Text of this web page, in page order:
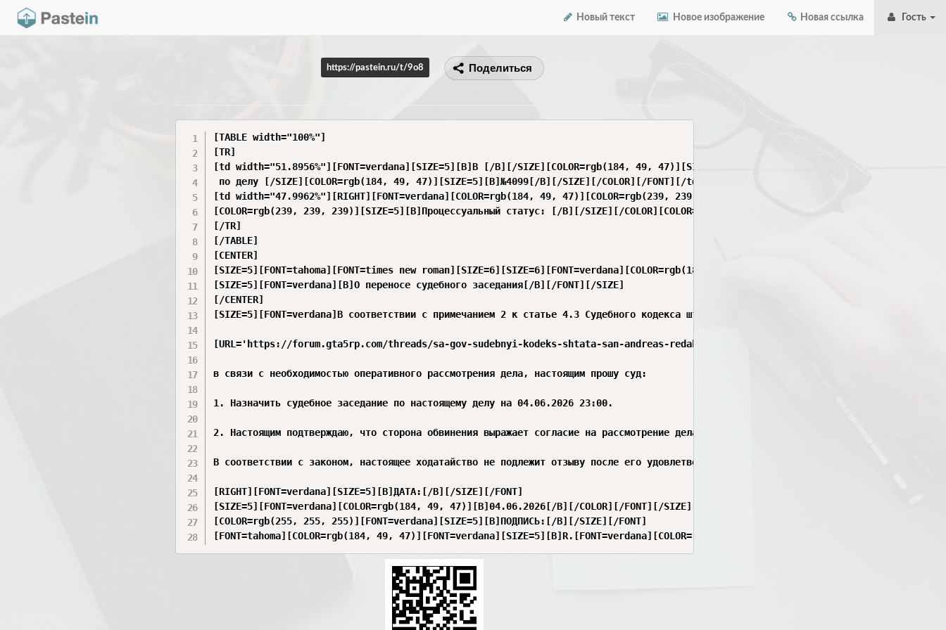
Новый текст Новое изображение Новая ссылка Гость
https://pastein.ru/t/9o8 Поделиться
[TABLE width="100%"]
[TR]
[td width="51.8956%"][FONT=verdana][SIZE=5][B]В [/B][/SIZE][COLOR=rgb(184, 49, 47)][SIZE=5][B]Окружной суд[/B][/SIZE][/
по делу [/SIZE][COLOR=rgb(184, 49, 47)][SIZE=5][B]№4099[/B][/SIZE][/COLOR][/FONT][/td]
[td width="47.9962%"][RIGHT][FONT=verdana][COLOR=rgb(184, 49, 47)][COLOR=rgb(239, 239, 239)][SIZE=5][B]От:
[COLOR=rgb(239, 239, 239)][SIZE=5][B]Процессуальный статус: [/B][/SIZE][/COLOR][COLOR=rgb(184, 49, 47)][SIZE=5][B]Истец[/B][/
[/TR]
[/TABLE]
[CENTER]
[SIZE=5][FONT=tahoma][FONT=times new roman][SIZE=6][SIZE=6][FONT=verdana][COLOR=rgb(184, 49, 47)][B]ХОДАТАЙСТВО[/B][/COLOR][/
[SIZE=5][FONT=verdana][B]О переносе судебного заседания[/B][/FONT][/SIZE]
[/CENTER]
[SIZE=5][FONT=verdana]В соответствии с примечанием 2 к статье 4.3 Судебного кодекса штата Сан-Андреас, согласно которому:
[URL='https://forum.gta5rp.com/threads/sa-gov-sudebnyi-kodeks-shtata-san-andreas-redakcija-ot-21-fevralja-2026-goda.1616705/
в связи с необходимостью оперативного рассмотрения дела, настоящим прошу суд:
1. Назначить судебное заседание по настоящему делу на 04.06.2026 23:00.
2. Настоящим подтверждаю, что сторона обвинения выражает согласие на рассмотрение дела в сокращённый срок.
В соответствии с законом, настоящее ходатайство не подлежит отзыву после его удовлетворения судом.[/FONT][/SIZE]
[RIGHT][FONT=verdana][SIZE=5][B]ДАТА:[/B][/SIZE][/FONT]
[SIZE=5][FONT=verdana][COLOR=rgb(184, 49, 47)][B]04.06.2026[/B][/COLOR][/FONT][/SIZE]
[COLOR=rgb(255, 255, 255)][FONT=verdana][SIZE=5][B]ПОДПИСЬ:[/B][/SIZE][/FONT]
[FONT=tahoma][COLOR=rgb(184, 49, 47)][FONT=verdana][SIZE=5][B]R.[FONT=verdana][COLOR=rgb(184, 49, 47)][COLOR=rgb(239, 239,